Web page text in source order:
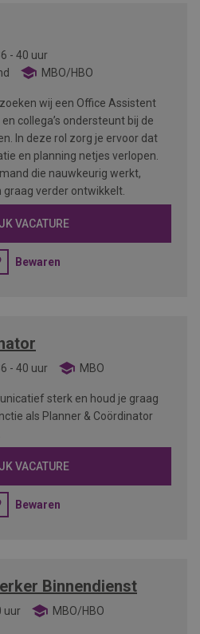
- 40 uur
MBO/HBO
wij een Office Assistent
collega’s ondersteunt bij de
In deze rol zorg je ervoor dat
en planning netjes verlopen.
die nauwkeurig werkt,
verder ontwikkelt.
VACATURE
Bewaren
- 40 uur MBO
sterk en houd je graag
als Planner & Coördinator
VACATURE
Bewaren
Binnendienst
uur MBO/HBO